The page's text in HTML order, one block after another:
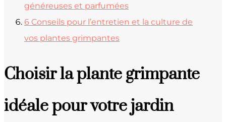
généreuses et parfumées
6 Conseils pour l’entretien et la culture de
vos plantes grimpantes
Choisir la plante grimpante
idéale pour votre jardin